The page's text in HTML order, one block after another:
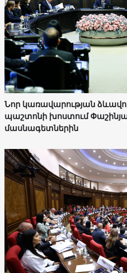
Նոր կառավարության
պաշտոնի խոստում
մասնագետներին